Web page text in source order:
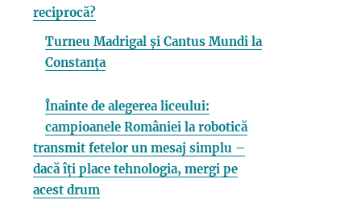
reciprocă?
Turneu Madrigal și Cantus Mundi la
Constanța
Înainte de alegerea liceului:
campioanele României la robotică
transmit fetelor un mesaj simplu –
dacă îți place tehnologia, mergi pe
acest drum